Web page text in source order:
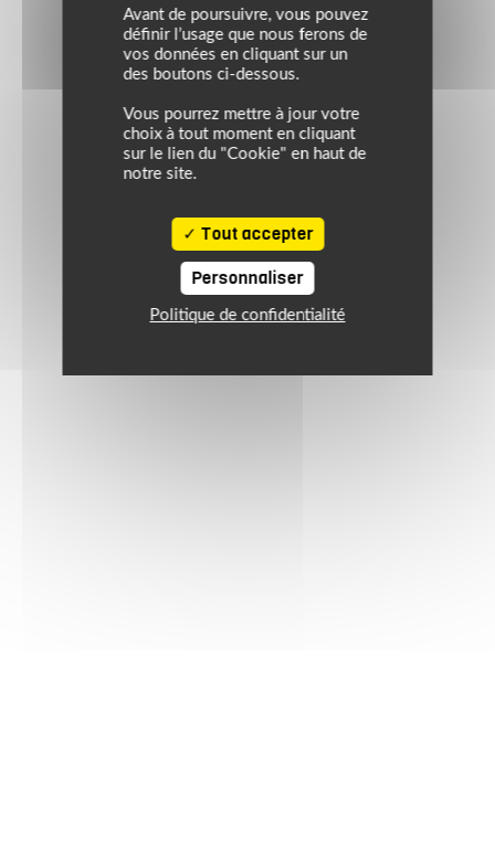
Avant de poursuivre, vous pouvez
définir l’usage que nous ferons de
vos données en cliquant sur un
des boutons ci-dessous.
Vous pourrez mettre à jour votre
choix à tout moment en cliquant
sur le lien du "Cookie" en haut de
notre site.
Tout accepter
Personnaliser
Politique de confidentialité